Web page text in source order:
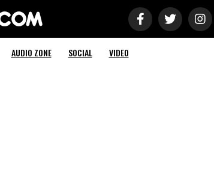
AUDIO ZONE SOCIAL VIDEO